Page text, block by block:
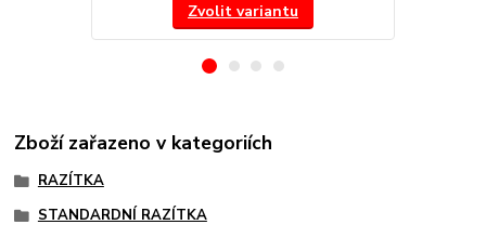
Zvolit variantu
Zboží zařazeno v kategoriích
RAZÍTKA
STANDARDNÍ RAZÍTKA